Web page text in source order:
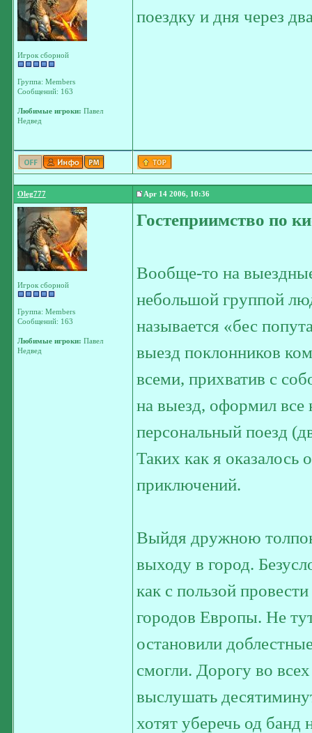
Игрок сборной
Группа: Members
Сообщений: 163
Любимые игроки: Павел
Недвед
поездку и дня через
Oleg777 Apr 14 2006, 10:36
Игрок сборной
Группа: Members
Сообщений: 163
Любимые игроки: Павел
Недвед
Гостеприимство по
Вообще-то на
небольшой группой
называется «бес
выезд поклонников
всеми, прихватив с
на выезд, оформил
персональный поезд
Таких как я оказалось
приключений.
Выйдя дружною
выходу в город.
как с пользой
городов Европы. Не
остановили
смогли. Дорогу во
выслушать
хотят уберечь од банд